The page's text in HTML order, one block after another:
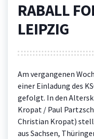
RABALL
LEIPZIG
Am vergangenen
einer Einladung des
gefolgt. In den
Kropat / Paul
Christian Kropat)
aus Sachsen,